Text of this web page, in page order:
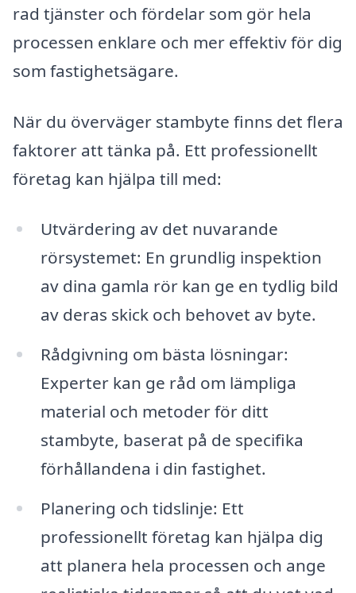
rad tjänster och fördelar som gör hela
processen enklare och mer effektiv för dig
som fastighetsägare.
När du överväger stambyte finns det flera
faktorer att tänka på. Ett professionellt
företag kan hjälpa till med:
Utvärdering av det nuvarande
rörsystemet: En grundlig inspektion
av dina gamla rör kan ge en tydlig bild
av deras skick och behovet av byte.
Rådgivning om bästa lösningar:
Experter kan ge råd om lämpliga
material och metoder för ditt
stambyte, baserat på de specifika
förhållandena i din fastighet.
Planering och tidslinje: Ett
professionellt företag kan hjälpa dig
att planera hela processen och ange